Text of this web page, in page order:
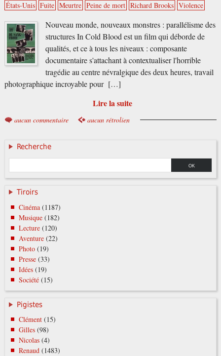
États-Unis Fuite Meurtre Peine de mort Richard Brooks Violence
Nouveau monde, nouveaux monstres : parallélisme des
structures In Cold Blood est un film qui déborde de
qualités, et ce à tous les niveaux : composante
documentaire s'attachant à contextualiser l'horrible
tragédie au centre névralgique des deux heures, travail
photographique incroyable pour […]
Lire la suite
aucun commentaire aucun rétrolien
Recherche
Tiroirs
Cinéma (1187)
Musique (182)
Lecture (120)
Aventure (22)
Photo (19)
Presse (33)
Idées (19)
Société (15)
Pigistes
Clément(15)
Gilles(98)
Nicolas(4)
Renaud(1483)